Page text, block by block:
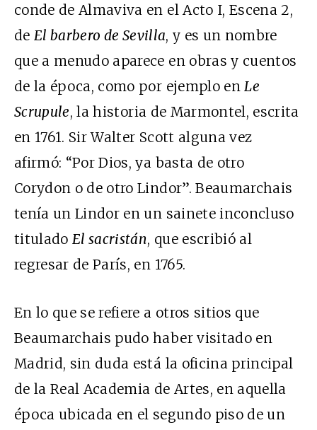
conde de Almaviva en el Acto I, Escena 2,
deEl barbero de Sevilla, y es un nombre
que a menudo aparece en obras y cuentos
de la época, como por ejemplo enLe
Scrupule, la historia de Marmontel, escrita
en 1761. Sir Walter Scott alguna vez
afirmó: “Por Dios, ya basta de otro
Corydon o de otro Lindor”. Beaumarchais
tenía un Lindor en un sainete inconcluso
tituladoEl sacristán, que escribió al
regresar de París, en 1765.
En lo que se refiere a otros sitios que
Beaumarchais pudo haber visitado en
Madrid, sin duda está la oficina principal
de la Real Academia de Artes, en aquella
época ubicada en el segundo piso de un